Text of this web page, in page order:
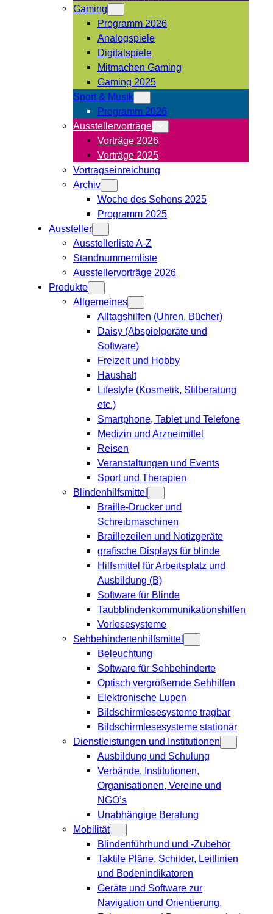
Gaming
Programm 2026
Analogspiele
Digitalspiele
Mitmachen Gaming
Gaming 2025
Sport & Musik
Programm 2026
Ausstellervorträge
Vorträge 2026
Vorträge 2025
Vortragseinreichung
Archiv
Woche des Sehens 2025
Programm 2025
Aussteller
Ausstellerliste A-Z
Standnummernliste
Ausstellervorträge 2026
Produkte
Allgemeines
Alltagshilfen (Uhren, Bücher)
Daisy (Abspielgeräte und
Software)
Freizeit und Hobby
Haushalt
Lifestyle (Kosmetik, Stilberatung
etc.)
Smartphone, Tablet und Telefone
Medizin und Arzneimittel
Reisen
Veranstaltungen und Events
Sport und Therapien
Blindenhilfsmittel
Braille-Drucker und
Schreibmaschinen
Braillezeilen und Notizgeräte
grafische Displays für blinde
Hilfsmittel für Arbeitsplatz und
Ausbildung (B)
Software für Blinde
Taubblindenkommunikationshilfen
Vorlesesysteme
Sehbehindertenhilfsmittel
Beleuchtung
Software für Sehbehinderte
Optisch vergrößernde Sehhilfen
Elektronische Lupen
Bildschirmlesesysteme tragbar
Bildschirmlesesysteme stationär
Dienstleistungen und Institutionen
Ausbildung und Schulung
Verbände, Institutionen,
Organisationen, Vereine und
NGO’s
Unabhängige Beratung
Mobilität
Blindenführhund und -Zubehör
Taktile Pläne, Schilder, Leitlinien
und Bodenindikatoren
Geräte und Software zur
Navigation und Orientierung,